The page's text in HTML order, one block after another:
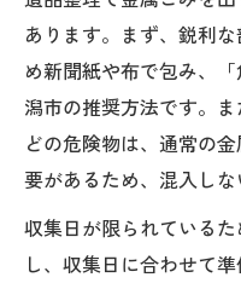
あります。まず、鋭利
め新聞紙や布で包み、
潟市の推奨方法です。
どの危険物は、通常の
要があるため、混入しな
収集日が限られている
し、収集日に合わせて